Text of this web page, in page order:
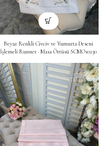
Beyaz Renkli Civciv ve Yumurta Deseni
İşlemeli Runner · Masa Örtüsü SCMO10230